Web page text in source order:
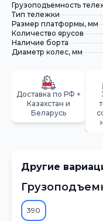
Грузоподъемность
Тип тележки
Размер платформы, мм
Количество ярусов
Наличие борта
Диаметр колес, мм
Доставка по РФ +
Казахстан и
Беларусь
Другие
390